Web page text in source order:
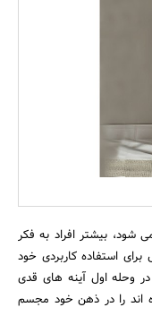
شود، بیشتر افراد به فکر
استفاده کاربردی خود
وحله اول آینه های قدی
را در ذهن خود مجسم